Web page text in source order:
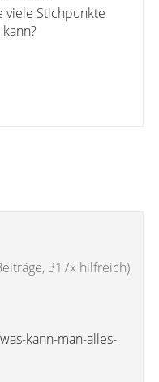
viele Stichpunkte
317x hilfreich)
kann-man-alles-